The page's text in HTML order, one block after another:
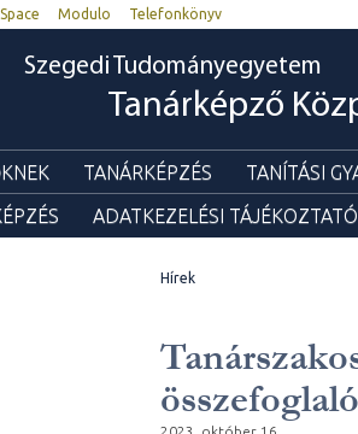
Modulo Telefonkönyv
Szegedi Tudományegyetem
Tanárképző
TANÁRKÉPZÉS TANÍTÁSI
ADATKEZELÉSI
Hírek
összefoglaló